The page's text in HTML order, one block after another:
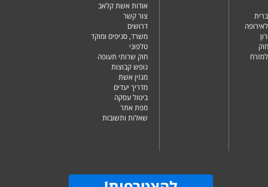
אודות אשת קלאב
צור קשר
דרושים
משרד, סניפים ומוקד
טלפוני
חוק שרותי תעופה
נופש קבוצות
מגזין אשת
מדריך יעדים
ביטול עסקה
מפת אתר
שאלות ותשובות